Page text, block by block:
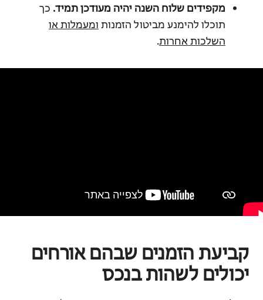
מקפידים שלוח השנה יהיה מעודכן תמיד. כך
תוכלו להימנע מביטול הזמנות ומעמלות או
השלכות אחרות.
קביעת הזמנים שבהם אורחים
יכולים לשהות בנכס